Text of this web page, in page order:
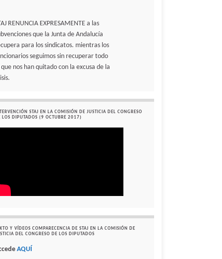
RENUNCIA EXPRESAMENTE a las
que la Junta de Andalucía
para los sindicatos. mientras los
seguimos sin recuperar todo
que nos han quitado con la excusa de la
STAJ EN LA COMISIÓN DE JUSTICIA DEL CONGRESO
LOS DIPUTADOS (9 OCTUBRE 2017)
Y VÍDEOS COMPARECENCIA DE STAJ EN LA COMISIÓN DE
DEL CONGRESO DE LOS DIPUTADOS
AQUÍ